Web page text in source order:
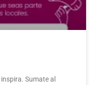
inspira. Sumate al